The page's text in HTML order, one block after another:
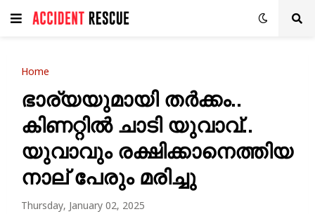
Home
ഭാര്യയുമായി തർക്കം..
കിണറ്റിൽ ചാടി യുവാവ്..
യുവാവും രക്ഷിക്കാനെത്തിയ
നാല് പേരും മരിച്ചു
Thursday, January 02, 2025